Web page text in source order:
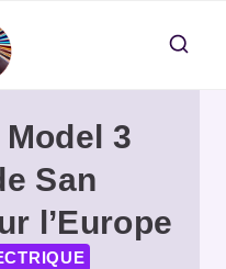
3
San
l’Europe